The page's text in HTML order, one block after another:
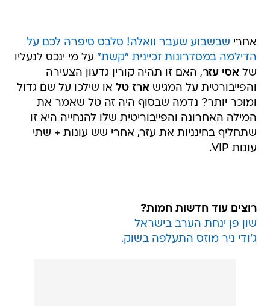
אחרי שבשבוע שעבר וואלה! סלבס סיפרה לכם על
הדילמה במסדרונות זכיינית "קשת" על מי ינכס לנעליו
של אסי עזר, האם זו תהיה קורין גדעון הצעירה
והפייבורטית על המגיש ארז טל או שילכו על שם גדול
ומוכר יותר? נדמה שבסוף היה זה טל שאמר את
המילה האחרונה והפייבוריטית שלו להנחייה היא זו
שתחליף בחינניות את עזר, אחרי שש עונות + שתי
עונות VIP.
רוצים עוד חדשות חמות?
שון פן ינחת הערב בישראל
ג'ודי ניר מוזס התעלפה בשוק.